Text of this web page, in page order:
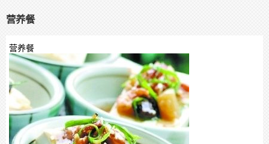
营养餐
营养餐